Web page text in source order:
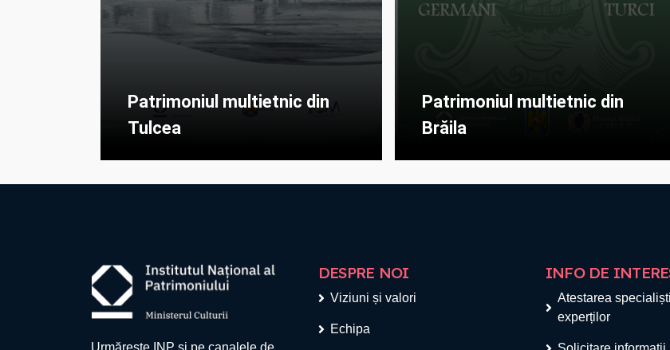
Patrimoniul multietnic din
Tulcea
Patrimoniul multietnic din
Brăila
Urmărește INP și pe canalele de
DESPRE NOI
Viziuni și valori
Echipa
INFO DE
Atestarea
experților